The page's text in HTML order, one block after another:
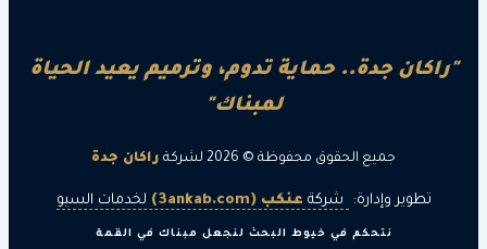
جدة.. حماية تدوم، وترميم يعيد الحياة
لمبناك"
جميع الحقوق محفوظة © 2026 لشركة راكان جدة
وإدارة: شركةعنكب (3ankab.com) لخدمات السيو
نتحكم في خيوط البحث لنجعل مبناك في القمة